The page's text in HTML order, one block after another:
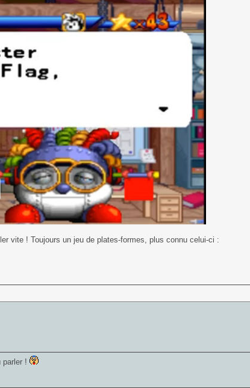
vite ! Toujours un jeu de plates-formes, plus connu celui-ci :
parler !